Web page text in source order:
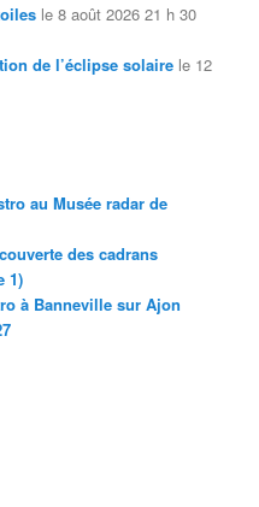
le 8 août 2026 21 h 30
de l’éclipse solaire le 12
au Musée radar de
des cadrans
1)
à Banneville sur Ajon